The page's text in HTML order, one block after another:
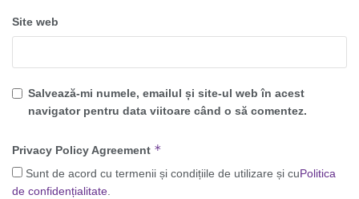
Site web
Salvează-mi numele, emailul și site-ul web în acest
navigator pentru data viitoare când o să comentez.
Privacy Policy Agreement *
Sunt de acord cu termenii și condițiile de utilizare și cuPolitica
de confidențialitate.